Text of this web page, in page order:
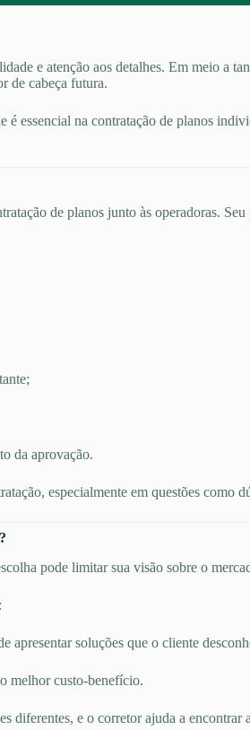
e atenção aos detalhes. Em meio a
de cabeça futura.
essencial na contratação de planos
de planos junto às operadoras.
da aprovação.
especialmente em questões como
pode limitar sua visão sobre o
apresentar soluções que o cliente
melhor custo-benefício.
diferentes, e o corretor ajuda a encontrar